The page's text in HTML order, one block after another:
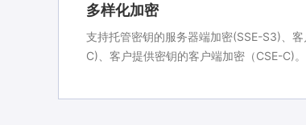
多样化加密
支持托管密钥的服务器端加密(SSE-S3)、
C)、客户提供密钥的客户端加密（CSE-C)。